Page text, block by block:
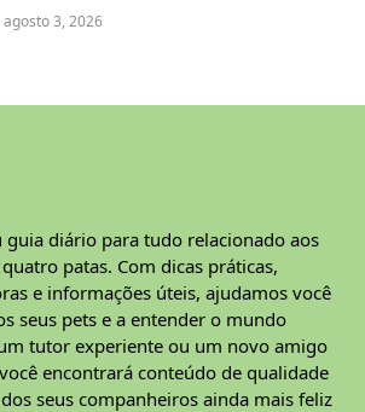
agosto 3, 2026
guia diário para tudo relacionado aos
patas. Com dicas práticas,
e informações úteis, ajudamos você
seus pets e a entender o mundo
tutor experiente ou um novo amigo
encontrará conteúdo de qualidade
seus companheiros ainda mais feliz